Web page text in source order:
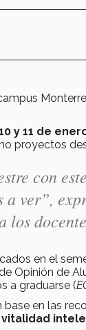
y 11 de
proyectos
con
ver”,
los
en el
Opinión de
a graduarse (
en las
vitalidad